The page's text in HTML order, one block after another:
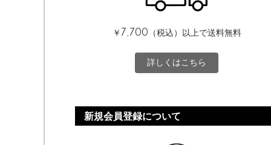
￥7,700（税込）以上で送料無料
詳しくはこちら
新規会員登録について